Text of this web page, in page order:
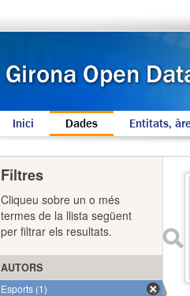
Inici Dades Entitats,
Filtres
Cliqueu sobre un o més
termes de la llista següent
per filtrar els resultats.
AUTORS
Esports (1)